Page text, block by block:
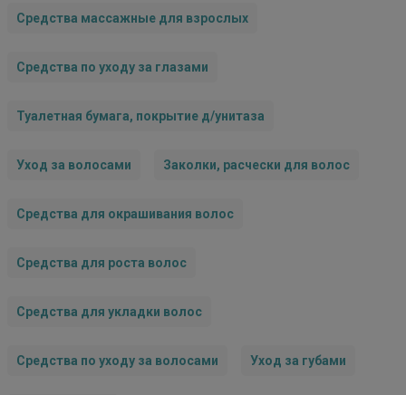
Средства массажные для взрослых
Средства по уходу за глазами
Туалетная бумага, покрытие д/унитаза
Уход за волосами Заколки, расчески для волос
Средства для окрашивания волос
Средства для роста волос
Средства для укладки волос
Средства по уходу за волосами Уход за губами